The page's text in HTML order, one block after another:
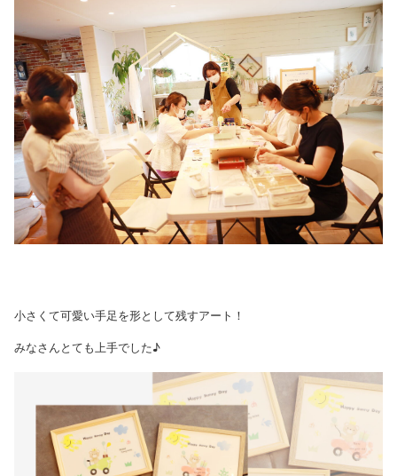
小さくて可愛い手足を形として残すアート！
みなさんとても上手でした♪